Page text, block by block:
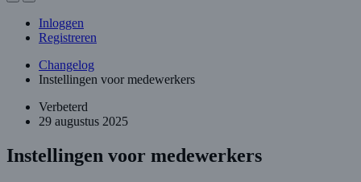
Inloggen
Registreren
Changelog
Instellingen voor medewerkers
Verbeterd
29 augustus 2025
Instellingen voor medewerkers